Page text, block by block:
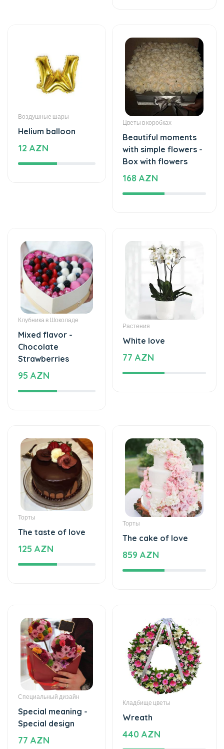
Воздушные шары
Helium balloon
Цветы в коробках
Beautiful moments
with simple flowers -
Box with flowers
Клубника в Шоколаде
Mixed flavor -
Chocolate
Strawberries
White love
Торты
The taste of love
125 AZN
Торты
The cake of love
859 AZN
Специальный дизайн
Special meaning -
Special design
77 AZN
Кладбище цветы
Wreath
440 AZN